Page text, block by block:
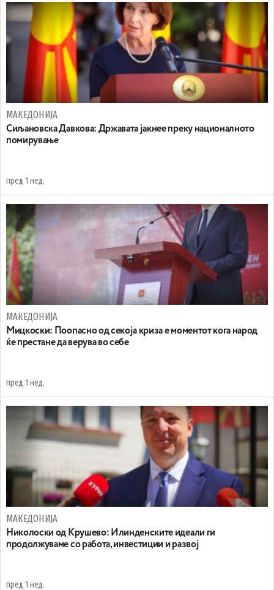
МАКЕДОНИЈА
Сиљановска Давкова: Државата јакнее преку националното
помирување
пред 1 нед.
МАКЕДОНИЈА
Мицкоски: Поопасно од секоја криза е моментот кога народ
ќе престане да верува во себе
пред 1 нед.
МАКЕДОНИЈА
Николоски од Крушево: Илинденските идеали ги
продолжуваме со работа, инвестиции и развој
пред 1 нед.